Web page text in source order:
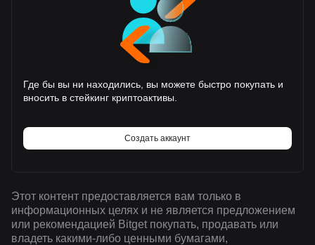
Где бы вы ни находились, вы можете быстро покупать и
вносить в стейкинг криптоактивы.
Создать аккаунт
Этот контент предоставляется вам только в
информационных целях и не является предложением
или рекомендацией Bitget покупать, продавать или
владеть какими-либо ценными бумагами,